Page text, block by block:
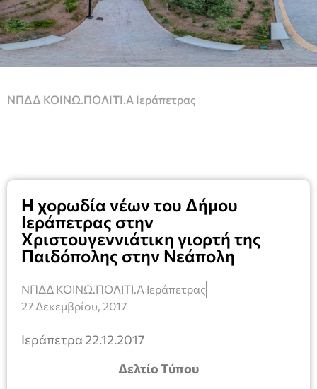
ΝΠΔΔ ΚΟΙΝΩ.ΠΟΛΙΤΙ.Α Ιεράπετρας
Η χορωδία νέων του Δήμου
Ιεράπετρας στην
Xριστουγεννιάτικη γιορτή της
Παιδόπολης στην Νεάπολη
ΝΠΔΔ ΚΟΙΝΩ.ΠΟΛΙΤΙ.Α Ιεράπετρας
27 Δεκεμβρίου, 2017
Ιεράπετρα 22.12.2017
Δελτίο Τύπου